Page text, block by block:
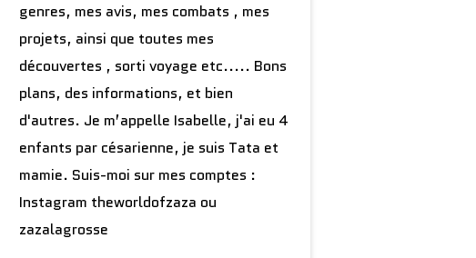
genres, mes avis, mes combats , mes
projets, ainsi que toutes mes
découvertes , sorti voyage etc..... Bons
plans, des informations, et bien
d'autres. Je m’appelle Isabelle, j'ai eu 4
enfants par césarienne, je suis Tata et
mamie. Suis-moi sur mes comptes :
Instagram theworldofzaza ou
zazalagrosse